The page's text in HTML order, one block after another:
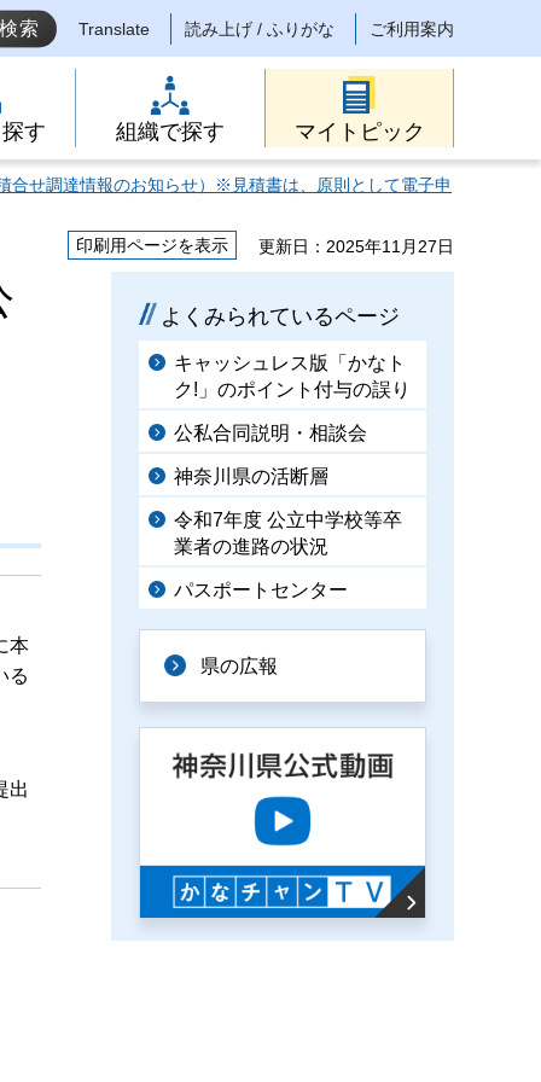
Translate 読み上げ / ふりがな ご利用案内
す 組織で探す マイトピック
合せ調達情報のお知らせ）※見積書は、原則として電子申
印刷用ページを表示 更新日：2025年11月27日
本
る
出
よくみられているページ
キャッシュレス版「かなト
ク!」のポイント付与の誤り
公私合同説明・相談会
神奈川県の活断層
令和7年度 公立中学校等卒
業者の進路の状況
パスポートセンター
県の広報